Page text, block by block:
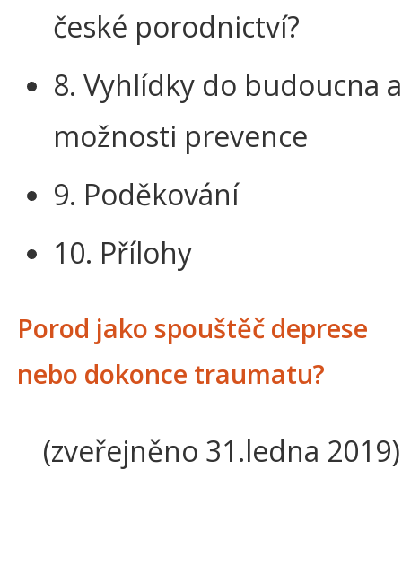
české porodnictví?
8. Vyhlídky do budoucna a
možnosti prevence
9. Poděkování
10. Přílohy
Porod jako spouštěč deprese
nebo dokonce traumatu?
(zveřejněno 31.ledna 2019)